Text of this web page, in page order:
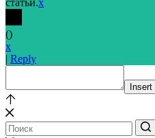
()
x
| Reply
Insert